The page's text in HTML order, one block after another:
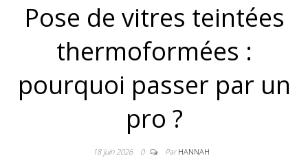
Pose de vitres teintées
thermoformées :
pourquoi passer par un
pro ?
18 juin 2026 0 ParHANNAH